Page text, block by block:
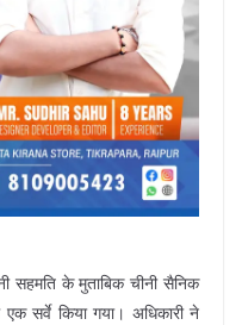
सहमति के मुताबिक चीनी सैनिक
सर्वे किया गया। अधिकारी ने